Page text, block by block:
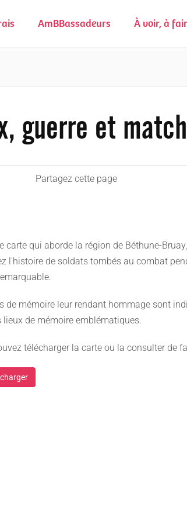
AmBBassadeurs À voir, à
guerre et match
Partagez cette page
carte qui aborde la région de Béthune-
l'histoire de soldats tombés au combat
de mémoire leur rendant hommage sont
lieux de mémoire emblématiques.
télécharger la carte ou la consulter de